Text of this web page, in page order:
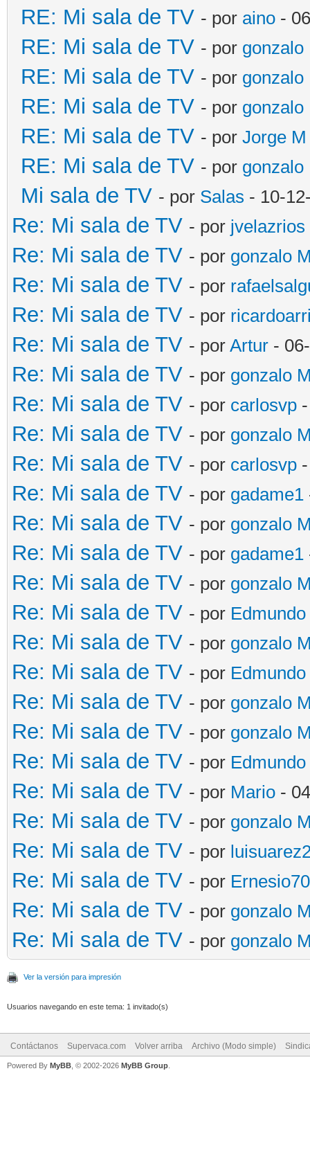
RE: Mi sala de TV - por aino -
RE: Mi sala de TV - por gonzalo
RE: Mi sala de TV - por gonzalo
RE: Mi sala de TV - por gonzalo
RE: Mi sala de TV - por Jorge M
RE: Mi sala de TV - por gonzalo
Mi sala de TV - por Salas - 10-
Re: Mi sala de TV - por jvelazrios
Re: Mi sala de TV - por gonzalo
Re: Mi sala de TV - por
Re: Mi sala de TV - por
Re: Mi sala de TV - por Artur -
Re: Mi sala de TV - por gonzalo
Re: Mi sala de TV - por carlosvp
Re: Mi sala de TV - por gonzalo
Re: Mi sala de TV - por carlosvp
Re: Mi sala de TV - por gadame1
Re: Mi sala de TV - por gonzalo
Re: Mi sala de TV - por gadame1
Re: Mi sala de TV - por gonzalo
Re: Mi sala de TV - por Edmundo
Re: Mi sala de TV - por gonzalo
Re: Mi sala de TV - por Edmundo
Re: Mi sala de TV - por gonzalo
Re: Mi sala de TV - por gonzalo
Re: Mi sala de TV - por Edmundo
Re: Mi sala de TV - por Mario -
Re: Mi sala de TV - por gonzalo
Re: Mi sala de TV - por
Re: Mi sala de TV - por
Re: Mi sala de TV - por gonzalo
Re: Mi sala de TV - por gonzalo
Ver la versión para impresión
Usuarios navegando en este tema: 1 invitado(s)
Contáctanos Supervaca.com Volver arriba Archivo (Modo simple)
Powered By MyBB , © 2002-2026 MyBB Group